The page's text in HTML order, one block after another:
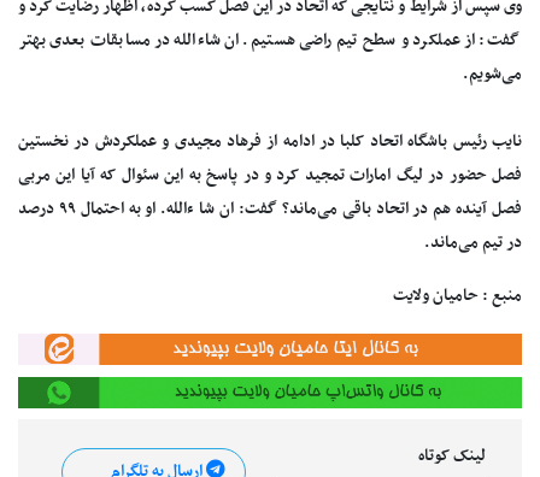
وی سپس از شرایط و نتایجی که اتحاد در این فصل کسب کرده، اظهار رضایت کرد و
گفت: از عملکرد و سطح تیم راضی هستیم. ان شاءالله در مسابقات بعدی بهتر
می‌شویم.
نایب رئیس باشگاه اتحاد کلبا در ادامه از فرهاد مجیدی و عملکردش در نخستین
فصل حضور در لیگ امارات تمجید کرد و در پاسخ به این سئوال که آیا این مربی
فصل آینده هم در اتحاد باقی می‌ماند؟ گفت: ان شا ءالله. او به احتمال ۹۹ درصد
در تیم می‌ماند.
منبع : حامیان ولایت
لینک کوتاه